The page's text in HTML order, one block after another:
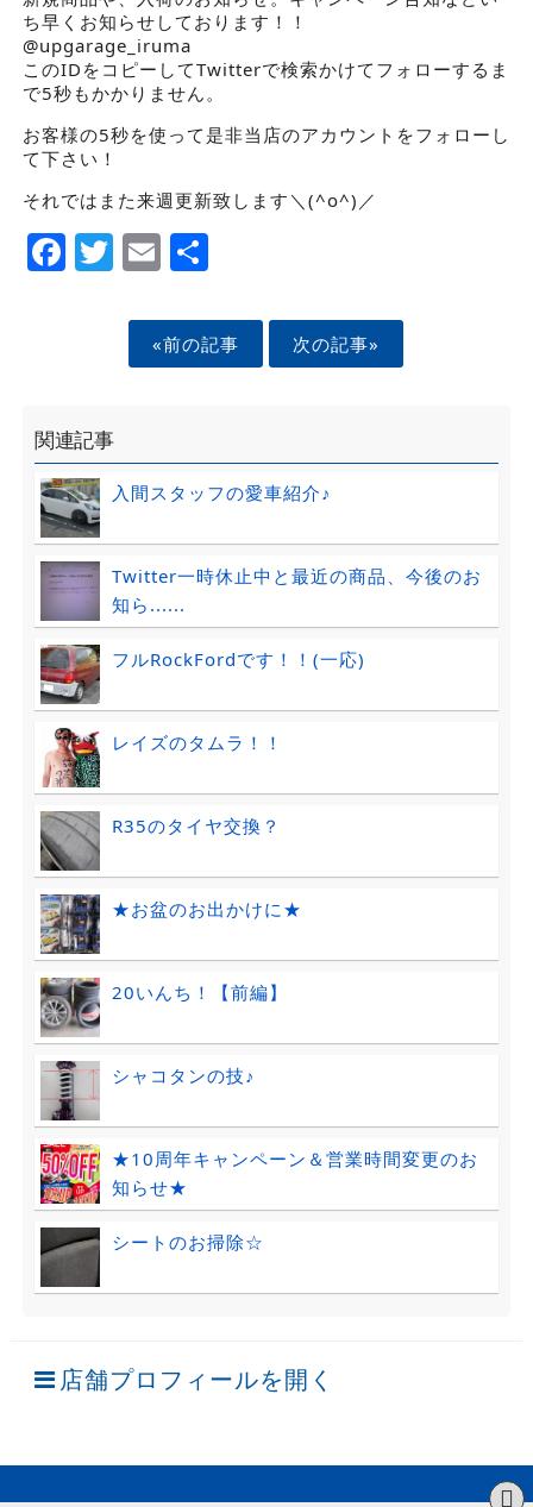
ち早くお知らせしております！！
@upgarage_iruma
このIDをコピーしてTwitterで検索かけてフォローするま
で5秒もかかりません。
お客様の5秒を使って是非当店のアカウントをフォローし
て下さい！
それではまた来週更新致します＼(^o^)／
Facebook
Twitter
EmailShare
«前の記事 次の記事»
関連記事
入間スタッフの愛車紹介♪
Twitter一時休止中と最近の商品、今後のお
知ら......
フルRockFordです！！(一応)
レイズのタムラ！！
R35のタイヤ交換？
★お盆のお出かけに★
20いんち！【前編】
シャコタンの技♪
★10周年キャンペーン＆営業時間変更のお
知らせ★
シートのお掃除☆
店舗プロフィールを開く